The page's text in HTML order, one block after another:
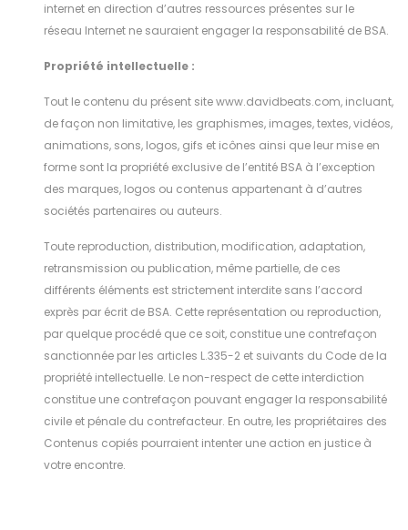
internet en direction d’autres ressources présentes sur le
réseau Internet ne sauraient engager la responsabilité de BSA.
Propriété intellectuelle :
Tout le contenu du présent site www.davidbeats.com, incluant,
de façon non limitative, les graphismes, images, textes, vidéos,
animations, sons, logos, gifs et icônes ainsi que leur mise en
forme sont la propriété exclusive de l’entité BSA à l’exception
des marques, logos ou contenus appartenant à d’autres
sociétés partenaires ou auteurs.
Toute reproduction, distribution, modification, adaptation,
retransmission ou publication, même partielle, de ces
différents éléments est strictement interdite sans l’accord
exprès par écrit de BSA. Cette représentation ou reproduction,
par quelque procédé que ce soit, constitue une contrefaçon
sanctionnée par les articles L.335-2 et suivants du Code de la
propriété intellectuelle. Le non-respect de cette interdiction
constitue une contrefaçon pouvant engager la responsabilité
civile et pénale du contrefacteur. En outre, les propriétaires des
Contenus copiés pourraient intenter une action en justice à
votre encontre.